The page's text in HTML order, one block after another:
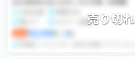
売り切れ
ログイン情報
58,000 2